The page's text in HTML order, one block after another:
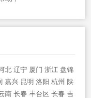
北 辽宁 厦门 浙江 盘锦
嘉兴 昆明 洛阳 杭州 陕
南 长春 丰台区 长春 吉